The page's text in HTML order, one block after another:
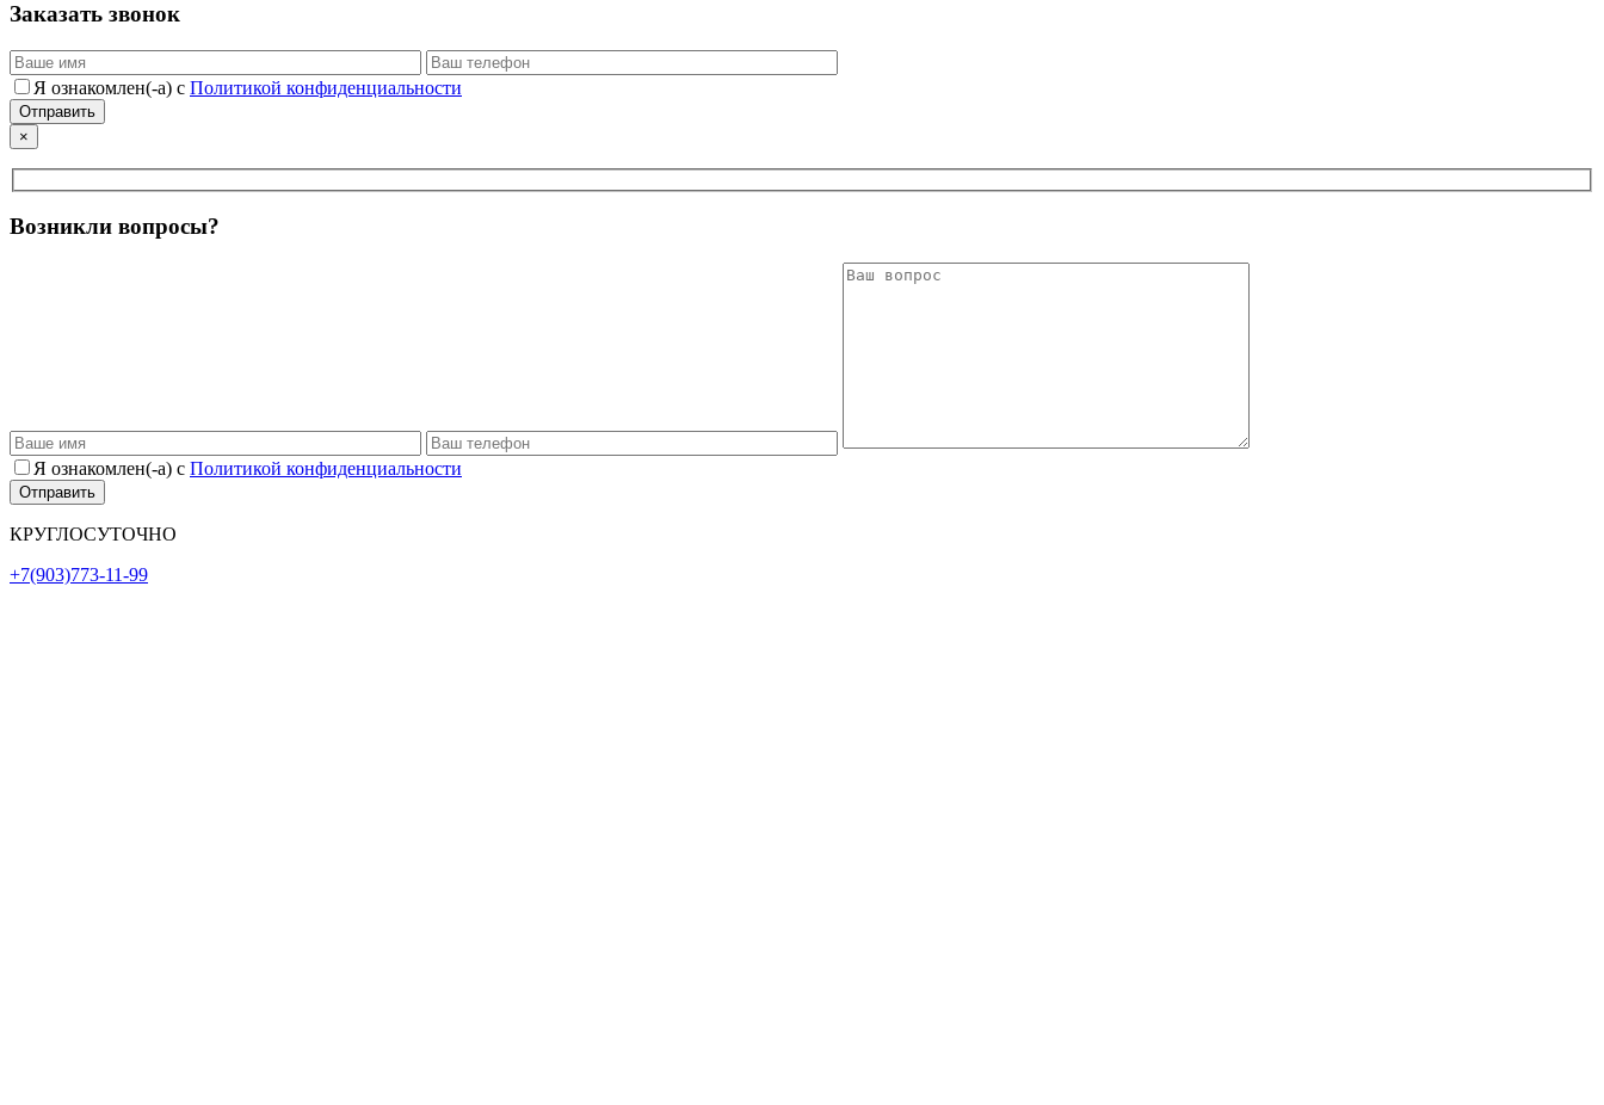
Заказать звонок
Я ознакомлен(-а) с Политикой конфиденциальности
×
Возникли вопросы?
Я ознакомлен(-а) с Политикой конфиденциальности
КРУГЛОСУТОЧНО
+7(903)773-11-99